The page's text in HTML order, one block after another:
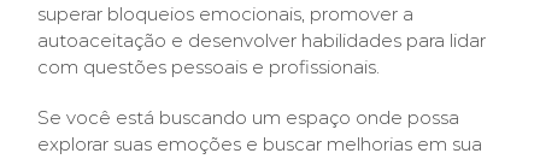
superar bloqueios emocionais, promover a
autoaceitação e desenvolver habilidades para lidar
com questões pessoais e profissionais.
Se você está buscando um espaço onde possa
explorar suas emoções e buscar melhorias em sua